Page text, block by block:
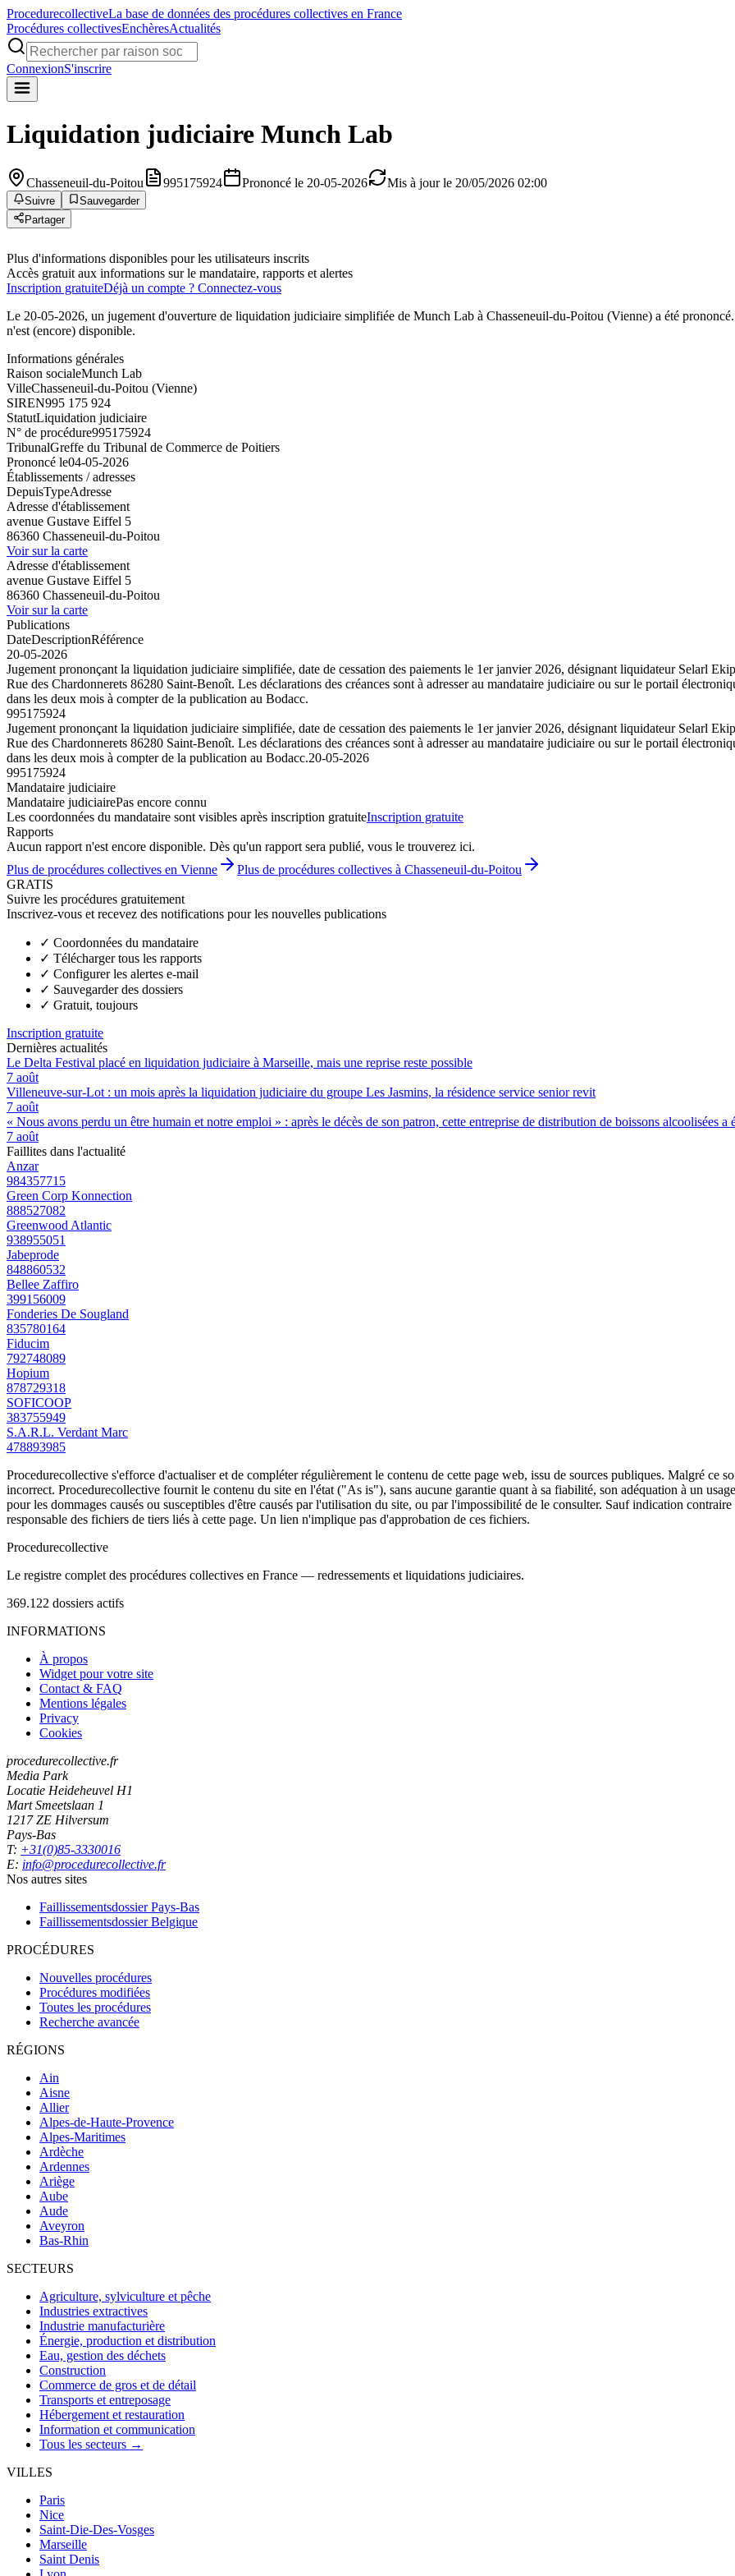
ProcedurecollectiveLa base de données des procédures collectives en France
Procédures collectivesEnchèresActualités
ConnexionS'inscrire
Liquidation judiciaire Munch Lab
Chasseneuil-du-Poitou 995175924 Prononcé le 20-05-2026 Mis à jour le 20/05/2026 02:00
Suivre
Sauvegarder
Partager
Plus d'informations disponibles pour les utilisateurs inscrits
Accès gratuit aux informations sur le mandataire, rapports et alertes
Inscription gratuiteDéjà un compte ? Connectez-vous
Le 20-05-2026, un jugement d'ouverture de liquidation judiciaire simplifiée de Munch Lab à Chasseneuil-du-Poitou (Vienne) a été
n'est (encore) disponible.
Informations générales
Raison socialeMunch Lab
VilleChasseneuil-du-Poitou (Vienne)
SIREN995 175 924
StatutLiquidation judiciaire
N° de procédure995175924
TribunalGreffe du Tribunal de Commerce de Poitiers
Prononcé le04-05-2026
Établissements / adresses
DepuisTypeAdresse
Adresse d'établissement
avenue Gustave Eiffel 5
86360 Chasseneuil-du-Poitou
Voir sur la carte
Adresse d'établissement
avenue Gustave Eiffel 5
86360 Chasseneuil-du-Poitou
Voir sur la carte
Publications
DateDescriptionRéférence
20-05-2026
Jugement prononçant la liquidation judiciaire simplifiée, date de cessation des paiements le 1er janvier 2026, désignant liquidateur Selarl
Rue des Chardonnerets 86280 Saint-Benoît. Les déclarations des créances sont à adresser au mandataire judiciaire ou sur le portail
dans les deux mois à compter de la publication au Bodacc.
995175924
Jugement prononçant la liquidation judiciaire simplifiée, date de cessation des paiements le 1er janvier 2026, désignant liquidateur Selarl
Rue des Chardonnerets 86280 Saint-Benoît. Les déclarations des créances sont à adresser au mandataire judiciaire ou sur le portail
dans les deux mois à compter de la publication au Bodacc.20-05-2026
995175924
Mandataire judiciaire
Mandataire judiciairePas encore connu
Les coordonnées du mandataire sont visibles après inscription gratuiteInscription gratuite
Rapports
Aucun rapport n'est encore disponible. Dès qu'un rapport sera publié, vous le trouverez ici.
Plus de procédures collectives en Vienne
Plus de procédures collectives à Chasseneuil-du-Poitou
GRATIS
Suivre les procédures gratuitement
Inscrivez-vous et recevez des notifications pour les nouvelles publications
✓ Coordonnées du mandataire
✓ Télécharger tous les rapports
✓ Configurer les alertes e-mail
✓ Sauvegarder des dossiers
✓ Gratuit, toujours
Inscription gratuite
Dernières actualités
Le Delta Festival placé en liquidation judiciaire à Marseille, mais une reprise reste possible
7 août
Villeneuve-sur-Lot : un mois après la liquidation judiciaire du groupe Les Jasmins, la résidence service senior revit
7 août
« Nous avons perdu un être humain et notre emploi » : après le décès de son patron, cette entreprise de distribution de boissons alcoolisées a
7 août
Faillites dans l'actualité
Anzar
984357715
Green Corp Konnection
888527082
Greenwood Atlantic
938955051
Jabeprode
848860532
Bellee Zaffiro
399156009
Fonderies De Sougland
835780164
Fiducim
792748089
Hopium
878729318
SOFICOOP
383755949
S.A.R.L. Verdant Marc
478893985
Procedurecollective s'efforce d'actualiser et de compléter régulièrement le contenu de cette page web, issu de sources publiques. Malgré ce
incorrect. Procedurecollective fournit le contenu du site en l'état ("As is"), sans aucune garantie quant à sa fiabilité, son adéquation à un
pour les dommages causés ou susceptibles d'être causés par l'utilisation du site, ou par l'impossibilité de le consulter. Sauf indication
responsable des fichiers de tiers liés à cette page. Un lien n'implique pas d'approbation de ces fichiers.
Procedurecollective
Le registre complet des procédures collectives en France — redressements et liquidations judiciaires.
369.122 dossiers actifs
INFORMATIONS
À propos
Widget pour votre site
Contact & FAQ
Mentions légales
Privacy
Cookies
procedurecollective.fr
Media Park
Locatie Heideheuvel H1
Mart Smeetslaan 1
1217 ZE Hilversum
Pays-Bas
T: +31(0)85-3330016
E: info@procedurecollective.fr
Nos autres sites
Faillissementsdossier Pays-Bas
Faillissementsdossier Belgique
PROCÉDURES
Nouvelles procédures
Procédures modifiées
Toutes les procédures
Recherche avancée
RÉGIONS
Ain
Aisne
Allier
Alpes-de-Haute-Provence
Alpes-Maritimes
Ardèche
Ardennes
Ariège
Aube
Aude
Aveyron
Bas-Rhin
SECTEURS
Agriculture, sylviculture et pêche
Industries extractives
Industrie manufacturière
Énergie, production et distribution
Eau, gestion des déchets
Construction
Commerce de gros et de détail
Transports et entreposage
Hébergement et restauration
Information et communication
Tous les secteurs →
VILLES
Paris
Nice
Saint-Die-Des-Vosges
Marseille
Saint Denis